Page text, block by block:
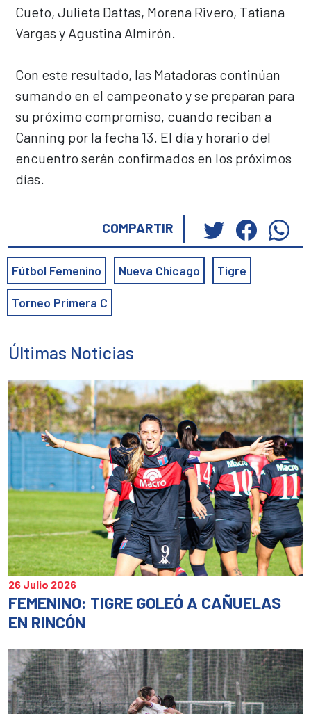
Cueto, Julieta Dattas, Morena Rivero, Tatiana
Vargas y Agustina Almirón.
Con este resultado, las Matadoras continúan
sumando en el campeonato y se preparan para
su próximo compromiso, cuando reciban a
Canning por la fecha 13. El día y horario del
encuentro serán confirmados en los próximos
días.
COMPARTIR
Haz
clic
para
compartir
una
ventana
nueva)
Haz
clic
una
nueva)
Fútbol Femenino Nueva Chicago Tigre
Torneo Primera C
Últimas Noticias
26 Julio 2026
FEMENINO: TIGRE GOLEÓ A CAÑUELAS
EN RINCÓN